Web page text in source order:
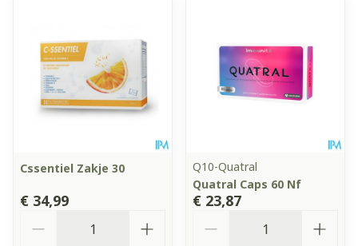
Cssentiel Zakje 30
€ 34,99
Q10-Quatral
Quatral Caps 60 Nf
€ 23,87